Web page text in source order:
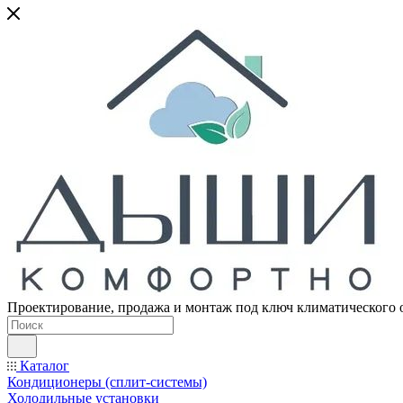
Проектирование, продажа и монтаж под ключ климатического
Каталог
Кондиционеры (сплит-системы)
Холодильные установки